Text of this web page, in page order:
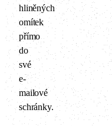
hliněných
omítek
přímo
do
své
e-
mailové
schránky.